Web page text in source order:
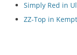
Simply Red in
ZZ-Top in